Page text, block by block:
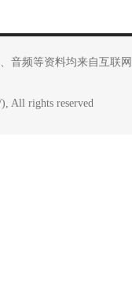
音频等资料均来自互联
All rights reserved